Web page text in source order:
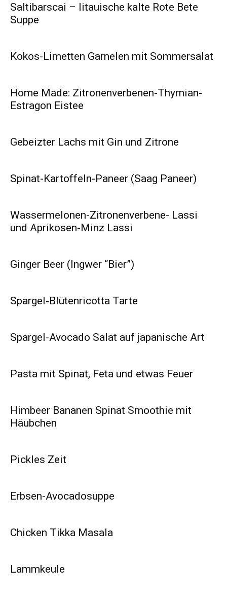
Saltibarscai – litauische kalte Rote Bete
Suppe
Kokos-Limetten Garnelen mit Sommersalat
Home Made: Zitronenverbenen-Thymian-
Estragon Eistee
Gebeizter Lachs mit Gin und Zitrone
Spinat-Kartoffeln-Paneer (Saag Paneer)
Wassermelonen-Zitronenverbene- Lassi
und Aprikosen-Minz Lassi
Ginger Beer (Ingwer “Bier”)
Spargel-Blütenricotta Tarte
Spargel-Avocado Salat auf japanische Art
Pasta mit Spinat, Feta und etwas Feuer
Himbeer Bananen Spinat Smoothie mit
Häubchen
Pickles Zeit
Erbsen-Avocadosuppe
Chicken Tikka Masala
Lammkeule